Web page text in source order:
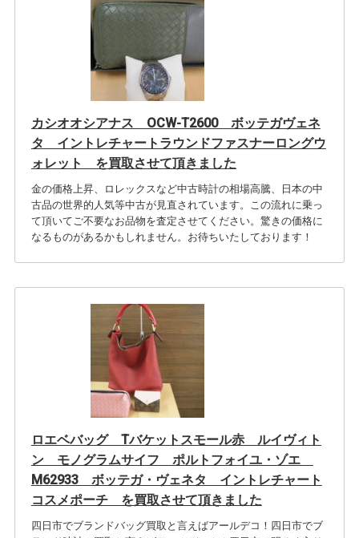
カシオオシアナス OCW-T2600 ボッテガヴェネ
タ イントレチャートラウンドファスナーロングウ
ォレット を買取させて頂きました
金の価格上昇、ロレックスなど中古時計の相場高騰、日本の中
古品の世界的人気等中古が見直されています。この流れに乗っ
て頂いてご不要なお品物を査定させてください。驚きの価格に
なるものがあるかもしれません。お待ちいたしております！
ロエベバッグ Tバケットスモール赤 ルイヴィト
ン モノグラムサイフ ポルトフォイユ・ゾエ
M62933 ボッテガ・ヴェネタ イントレチャート
コスメポーチ を買取させて頂きました
四日市でブランドバッグ買取と言えばアールデコ！四日市でブ